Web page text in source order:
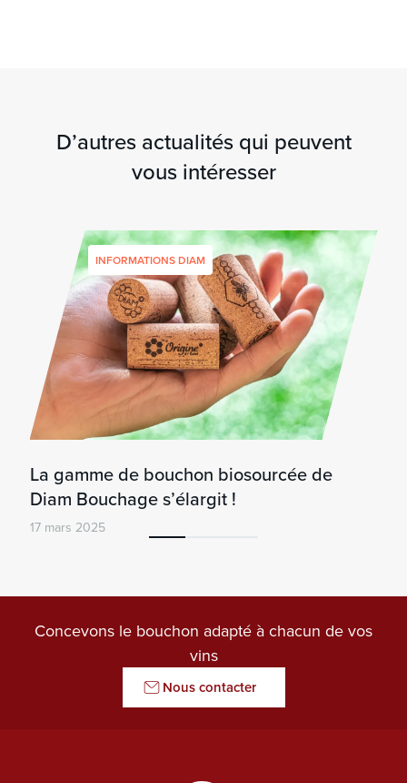
D’autres actualités qui peuvent
vous intéresser
INFORMATIONS DIAM
La gamme de bouchon biosourcée de
Diam Bouchage s’élargit !
17 mars 2025
Concevons le bouchon adapté à chacun de vos
vins
Nous contacter